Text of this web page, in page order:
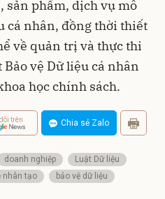
sản phẩm, dịch vụ mô
nhân, đồng thời thiết
về quản trị và thực thi
vệ Dữ liệu cá nhân
học chính sách.
trên Chia sẻ Zalo
doanh nghiệp
Luật Dữ liệu
nhân tạo
bảo vệ dữ liệu